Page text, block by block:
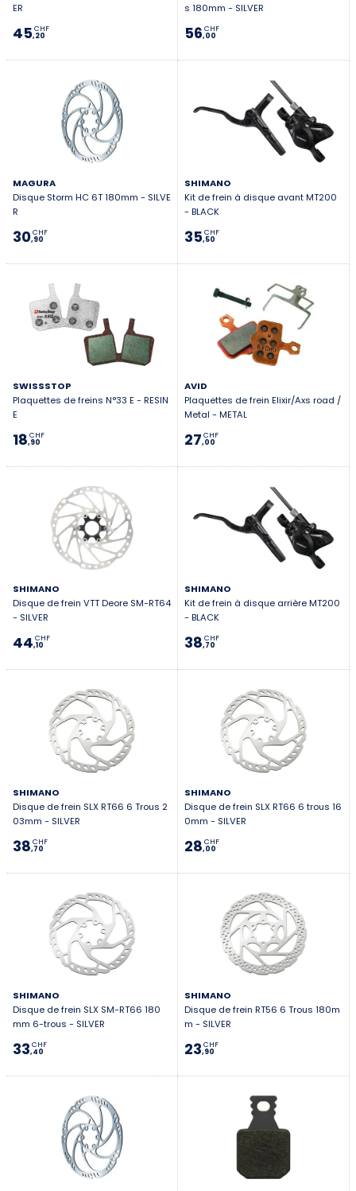
ER
45,20
CHF
s 180mm - SILVER
56,00
CHF
MAGURA
Disque Storm HC 6T 180mm - SILVE
R
30,90
CHF
SHIMANO
Kit de frein à disque avant MT200
- BLACK
35,50
CHF
SWISSSTOP
Plaquettes de freins N°33 E - RESIN
E
18,90
CHF
AVID
Plaquettes de frein Elixir/Axs road /
Metal - METAL
27,00
CHF
SHIMANO
Disque de frein VTT Deore SM-RT64
- SILVER
44,10
CHF
SHIMANO
Kit de frein à disque arrière MT200
- BLACK
38,70
CHF
SHIMANO
Disque de frein SLX RT66 6 Trous 2
03mm - SILVER
38,70
CHF
SHIMANO
Disque de frein SLX RT66 6 trous 16
0mm - SILVER
28,00
CHF
SHIMANO
Disque de frein SLX SM-RT66 180
mm 6-trous - SILVER
33,40
CHF
SHIMANO
Disque de frein RT56 6 Trous 180m
m - SILVER
23,90
CHF